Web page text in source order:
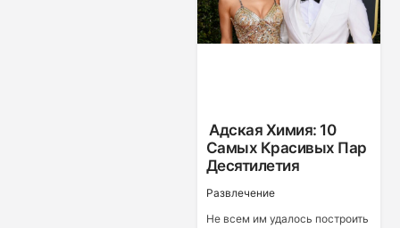
Адская Химия: 10
Самых Красивых Пар
Десятилетия
Развлечение
Не всем им удалось построить